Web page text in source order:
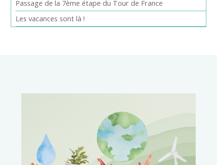
Passage de la 7ème étape du Tour de France
Les vacances sont là !